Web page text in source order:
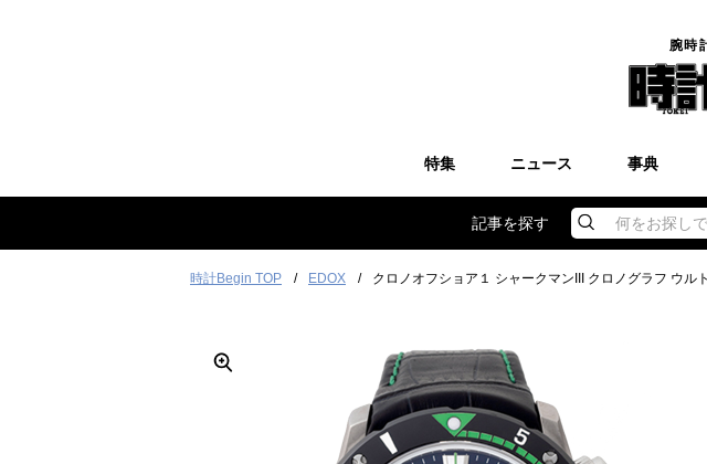
腕時
特集 ニュース 事典
記事を探す 何をお探し
時計Begin TOP EDOX クロノオフショア１ シャークマンIII クロノグラフ ウ